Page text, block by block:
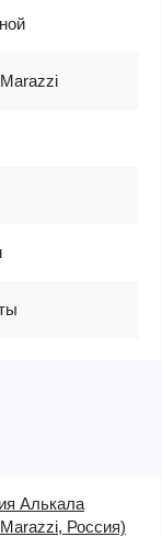
Алькала
Россия)